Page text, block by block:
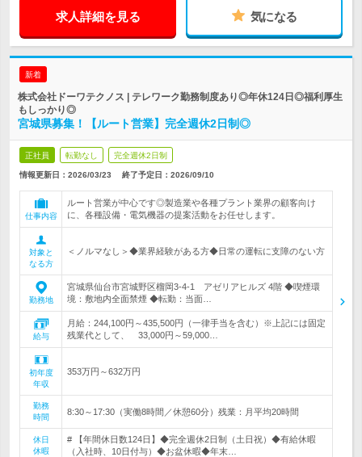
求人詳細を見る 気になる
新着
株式会社ドーワテクノス | テレワーク勤務制度あり◎年休124日◎福利厚生
もしっかり◎
宮城県募集！【ルート営業】完全週休2日制◎
正社員 転勤なし 完全週休2日制
情報更新日：2026/03/23 終了予定日： 2026/09/10
仕事内容
ルート営業が中心です◎製造業や各種プラント業界の顧客向け
に、各種設備・電気機器の提案活動をお任せします。
対象と
なる方
＜ノルマなし＞◆業界経験がある方◆日常の運転に支障のない方
勤務地
宮城県仙台市宮城野区榴岡3-4-1 アゼリアヒルズ 4階 ◆喫煙環
境：敷地内全面禁煙 ◆転勤：当面…
給与
月給：244,100円～435,500円（一律手当を含む）※上記には固定
残業代として、 33,000円～59,000…
初年度
年収
353万円～632万円
勤務
時間
8:30～17:30（実働8時間／休憩60分）残業：月平均20時間
休日
休暇
# 【年間休日数124日】◆完全週休2日制（土日祝）◆有給休暇
（入社時、10日付与）◆お盆休暇◆年末…